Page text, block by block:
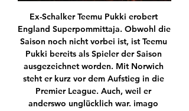
Ex-Schalker Teemu Pukki erobert England Superpommittaja. Obwohl die Saison noch nicht vorbei ist, ist Teemu Pukki bereits als Spieler der Saison ausgezeichnet worden. Mit Norwich steht er kurz vor dem Aufstieg in die Premier League. Auch, weil er anderswo unglücklich war. imago images

Vergleichen Sie die bei den Buchmachern verfügbaren KFC Eppegem KV Mechelen Quoten vom 26/06/2019 , um mit der besten Quote zu wetten, und verfolgen sie …

Ich bin auf der Suche nach einer lustvollen und prickelnden Affäre, bei der ich meine sexuellen Phantasien ausleben kann, aber auch verstanden werde von meinem Gegenüber.

Chemnitz sorgt in Hamburg für die richtige „Stimmung“ Fiber-Tech GmbH und Technische Universität Chemnitz sind an markanten Fassadenelementen der Hamburger Elbphilharmonie beteiligt Andreas Wesner von der Firma Fiber-Tech prüft die Qualität der Hochglanzoberfläche der kleinen Loggia-Elemente, die mittlerweile in der Hamburger Elbphilharmonie verbaut sind.

Wie immer eigentlich egal, solange wir unser Spiel durchgezogen bekommen und die Aussetzer abstellen. Dennoch in der Kürze: wie bei Gladbach muss auch bei der Hertha der Trainer zum Ende der Saison den Hut nehmen. Dardai und seine Hauptstädter hatten zuletzt Probleme eine Bude zu machen, sind seit 3 Spielen torlos und seit 7 Spielen sieglos.

Drei Tage nach dem Aus in der Europa League erkämpft sich Schalke 04 dank Klaas-Jan Huntelaar einen Punkt gegen RB Leipzig. Auch Timo Werner trifft. Der Ticker zum Nachlesen.

Die 12 eigenen Organisationen der GGG Basel erbringen Dienstleistungen in verschiedensten Bereichen der Geschäftsfelder Bildung, Familie, Kultur, Soziales und Gesundheit. Damit leistet die GGG einen wichtigen Beitrag an das soziale und kulturelle Leben in Basel. mehr

Wish: Der China-Shop, der (manche) Wünsche erfüllt Ein kleiner rosafarbener Pilz spielt "Learning To Fly" von den Foo Fighters. Kosten für den Mini-Bluetooth-Lautsprecher: fünf Euro.

Online-Werbung; Sponsoring; Sie sind hier: > Startseite > Events > Kölner Haie - Adler Mannheim >> Tickets 01.11.2019. Kölner Haie - Adler Mannheim >> Tickets. Kölner Haie - Adler Mannheim . Tauchen Sie ein in das "Haifischbecken" der Deutschen Eishockey-Liga. Fühlen Sie das aufregende Nerven-Prickeln und die Begeisterung der Fans um Tore und Punkte bis zur letzten Sekunde. Mit den Haien.

Düsseldorfer Orgelfestival 2017 vom 29.09.2017 bis 06.11.2017 in 40210 Düsseldorf @ Verschiedene Locations mit Ali Claudi Trio, Annwn, Ars Cantandi.

Audio «Gefängnis Grosshof in Kriens wird erweitert» abspielen. Audio «Gefängnis Grosshof in Kriens wird erweitert» in externem Player öffnen. Audio In diesen Tagen beginnt der Ausbau des Gefängnisses. Die Anstalt wird für 15 Millionen Franken um 40 Plätze erweitert. Drei Zellentrakte

DAC gg. Hartberg : Live-Ergebnisse - Fußball Heute Statistik im Vergleich DAC vs Hartberg. DAC Dunajská Streda. DAC. Slowakei. TSV Spiel im Stream · Kontakt · Rechtliche Hinweise. Klubs auf une. PSG · Bayern ...

Das Match zwischen Borussia Dortmund und Inter Mailand wird von vielen als richtungsweisend betrachtet für den so wichtigen Platz 2 in der Vorrundengruppe F, hinter Tabellenführer FC Barcelona.

Am Donnerstag steigt in Prag das Hinspiel im Viertelfinale der Europa League zwischen Slavia Prag und dem FC Chelsea. Auf dem Papier sind die Rollen ganz klar verteilt und glaubt man den Experten, wird der FC Chelsea keine Probleme mit den Tschechen haben.

Kalenderwoche Los Angeles Angels - Oakland Athletics Übersicht. Spieldetails. 39. Kalenderwoche.. Siege Los Angeles Angels 99 Siege Oakland Athletics 95 Unentschieden:

Den Rapperswil-Jona Lakers gelingt ein perfekter Start in die Finalserie der NLB. Der Qualifikationssieger gewinnt das erste Spiel der Best-of-7-Serie gegen Ajoie mit 6:2.

Side Beim Vier-Nationen-Turnier in der Türkei ist den neu formierten U18-Junioren des Deutschen Fußball-Bundes (DFB) ein Start nach Maß geglückt. Die Mannschaft von DFB-Trainer Christian Ziege.

Livestream: SK Aich/Dob gegen TSV Hartberg 3:1 LAOLA1 Live im Volleyball-Matchcenter: Liveticker, Livestreams, Kalender, Spielpläne, Ergebnisse, Statistiken, Aufstellungen, Details und mehr.

Möbel und Einrichtung für ein Zuhause zum Wohlfühlen Möbel haben einen großen Einfluss auf das Ambiente des jeweiligen Raumes. Im Lidl Onlineshop finden Sie für jeden Wohnraum passende Möbel und Accessoires, angefangen von einer kompletten Schlafzimmereinrichtung bis hin zur funktionellen Küchenzeile oder Büroausstattung.

Sächsischer Gebäckgenuss Edle Vielfalt. Der Handwerkskunst verschrieben, haben wir unsere Produkte immer weiterentwickelt. Entdecken Sie Ihre Lieblingsprodukte in unserem Shop einmal von einer anderen Seite, zum Beispiel unser Elbflorenz Stollenkonfekt in vier verschiedenen Geschmacksrichtungen, oder genießen Sie vertraute Leckereien.

Rapid empfängt heute Hartberg, will mit dem 4. Sieg in Serie Jagd auf die Top 3 machen. „Wir haben jetzt nur noch die Liga. Das ist eine große Herausforderung, die wir unbedingt meistern wollen“, betont Keeper Richard Strebinger. Das bittere Cup-Aus gegen Salzburg ist …

2019-10-22 · * Im Unterschied dazu werden in Deutschland zumeist 700 bar-Tankstellen für Pkw aufgebaut.. In der internationalen Industrieinitiative „Hydrogen Council“ ist die Volksrepublik China auf CEO-Ebene mit vier Mitgliedern vertreten: Weichai Power, …

Insgesamt sieben Spiele stehen am Donnerstag und Freitag auf dem Programm. Die Top-6 der Alps Hockey League sind am Donnerstag im Einsatz. Unter anderem kommt es zum Spitzenspiel zwischen dem Tabellenzweiten, Migross Supermercati Asiago Hockey und dem Tabellendritten S.G. Cortina Hafro. Tabellenführer HC Pustertal Wölfe bestreitet.

Liga Alexandrina Barbosa Andreas Rudolph Anja Althaus Aron Palmarsson Bayer Leverkusen Bergischer HC Budućnost Podgorica Christian Stein Dinah Eckerle DKB-Handball-Bundesliga EHF Champions League ETO Györi KC FC Midtjylland Filip Jicha Franziska Mietzner Frisch-Auf Göppingen Füchse Berlin GWD Minden Handball Handball World Handballwoche HBW.

H2H Direktvergleich EVZ Academy Zug - SC Langenthal Direkter Vergleich der Performance und Ergebnisse der beiden Eishockey Teams EVZ Academy Zug und SC Langenthal. Das letzte Spiel bestritt EVZ Academy Zug zu Hause am 08.10.2019 gegen HC Thurgau mit dem Ergebnis 2 : 3 und

Tabelle der Tipprunde MAINZ 05 - LIEBE LEBEN LEIDENSCHAFT bei kicktipp - kostenlose Tippspiele. MAINZ 05 - LIEBE LEBEN LEIDENSCHAFT Tabelle. kicktipp. MAINZ 05 - LIEBE LEBEN LEIDENSCHAFT. Tippübersicht. Gesamtübersicht. Wunschergebnis. Tippabgabe. Spielplan. Tabelle. Spielregeln. Nachrichten. Mitglied werden. Login. Tabelle. Wir verwenden Cookies, um Inhalte und Anzeigen zu …

Vergleichen Sie die bei den Buchmachern verfügbaren Luigi Sorrentino Andrea Basso Quoten vom 24/07/2019 , um mit der besten Quote zu wetten, und verfolgen sie die Spiele live auf unserem live streaming

Seit 2009 spielt er bei Manisaspor. Im Sommer 2012 lief sein Vertrag mit Manisaspor aus und so wechselte er zum türkischen Erstligisten Orduspor. Bereits ein Jahr später verließ er Orduspor und wechselte innerhalb der 2. türkischen Liga zu Adana Demirspor. Ende Juli 2015 verließ er diesen Verein.

Statistik und Bedeutung des Namens Portaluri Vorname nicht gefunden. Nachname Portaluri wird mindestens 296-mal in mindestens 8 Ländern benutzt.

Adler Mannheim gegen Kölner Haie live im TV, Live-Stream und Live-Ticker. Spitzenspiel am 2. DEL-Spieltag! Im ersten Heimspiel der neuen Saison empfangen die Adler Mannheim in der SAP Arena die.

Dunajska Streda vs TSV Hartberg Live-Scores vor 23 Stunden — Fußballspiel Dunajska Streda vs TSV Hartberg Ergebnis und Live-Scores Details. Ergebnissen Service. Kostenlose Wetten Tipps, Vorhersagen und ...

LASK vs TSV Hartberg | Bundesliga | “Ergebnisse” Stream. Slowakische Niké Liga. Icon: MFK Dukla Banska Bystrica. MFK Dukla Banska Bystrica. Icon: FC Dac 1904 Dunajska Streda. FC Dac 1904 Dunajska Streda. 02.12 ...

Auslandsstudium im Zeichen des Studierendenhochs und danach Auslandsstudium im Zeichen des Studierendenhochs und danach! Analyse von Zielländern für Individualstudierende und Hochschulen Uwe Brandenburg Jiani Zhu Christian Berthold Arbeitspapier Nr. 93 Juli 2007 Auslandsstudium im Zeichen des Studierendenhochs und danach!

Geschichte und Entwicklung der englischen Sprache pdf. Darüber hinaus ist die HDR-Funktion (High Dynamic Range) ein Indiz dafür, dass ein Smartphone gute Fotos liefern kann: Wenn die Belichtungskorrektur an ihre Grenzen kommt, können zu dunkle oder zu helle Bildbereiche dadurch angepasst werden – die Handykamera nimmt mehrere Fotos auf und.

Es gibt sehr viele Medikamente, für die Du in Deutschland ein Rezept brauchst, in Spanien rezeptfrei. Aber nicht mehr so viele wie früher. Welche genau das sind, müßtest Du von jemanden klären lassen, der in Spanien lebt und in der Apotheke direkt nachfragen könnte.

Sie können unsere Umzugskisten ganz einfach online bestellen. Bitte besuchen Sie unseren Online Shop. Dieser Service ist aktuell in Berlin und Hamburg verfügbar. Jede Box hat ein Volumen von 67 Litern und eine Größe von 60 x 40 x 37 cm.

Den hätte ich im Leben nicht ausgesucht, und auf meine verwunderte Frage, ob denn die Strömung nicht viel zu stark sei, sagte er „Nö, das passt optimal, nur der Wind, der macht mir Sorgen.“ In den nächsten Stunden lernte ich eine Menge über das Friedfischangeln im Fluss.

Polizei SV Porsche Wels - KSK Hallein SA 04.11.2017 14:00 BRP Rotax Halle 1.KC ASKÖ Saalfelden - ESV Bludenz SA 04.11.2017 13:00 Sportkegelbahn 1KC Saalfelden ASKÖ KSC Schneegattern - SV Grün-Weiß Micheldorf SA 04.11.2017 14:00 Schneegattern 9. Runde Herbst 2017 SV Grün-Weiß Micheldorf - ATSV Hard SA 11.11.2017 13:00 Freizeitpark Micheldorf

Grizzlys Wolfsburg - Iserlohn Roosters. Sonntag 22 Dez 2019 16:30. Volksbank BraWo Eisarena Allerpark 5 38448 Wolfsburg Tickets buchen Tickets buchen Für plus-Kunden Null-Risiko im Krankheitsfall. Vorteile sichern. Inhalt wird geladen. Verans